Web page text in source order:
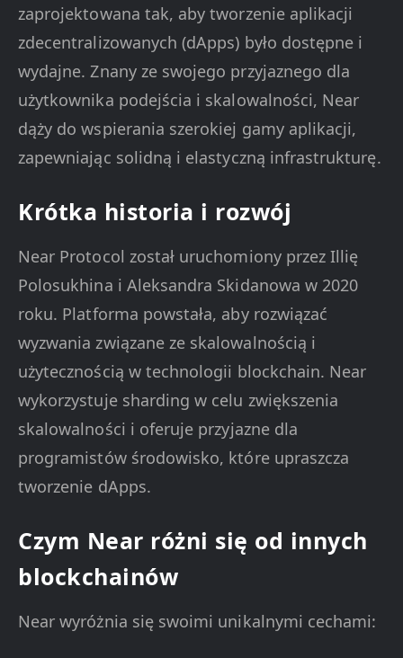
zaprojektowana tak, aby tworzenie aplikacji
zdecentralizowanych (dApps) było dostępne i
wydajne. Znany ze swojego przyjaznego dla
użytkownika podejścia i skalowalności, Near
dąży do wspierania szerokiej gamy aplikacji,
zapewniając solidną i elastyczną infrastrukturę.
Krótka historia i rozwój
Near Protocol został uruchomiony przez Illię
Polosukhina i Aleksandra Skidanowa w 2020
roku. Platforma powstała, aby rozwiązać
wyzwania związane ze skalowalnością i
użytecznością w technologii blockchain. Near
wykorzystuje sharding w celu zwiększenia
skalowalności i oferuje przyjazne dla
programistów środowisko, które upraszcza
tworzenie dApps.
Czym Near różni się od innych
blockchainów
Near wyróżnia się swoimi unikalnymi cechami: